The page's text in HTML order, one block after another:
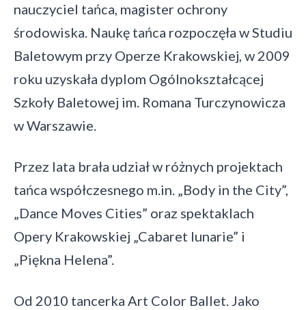
nauczyciel tańca, magister ochrony
środowiska. Naukę tańca rozpoczęła w Studiu
Baletowym przy Operze Krakowskiej, w 2009
roku uzyskała dyplom Ogólnokształcącej
Szkoły Baletowej im. Romana Turczynowicza
w Warszawie.
Przez lata brała udział w różnych projektach
tańca współczesnego m.in. „Body in the City”,
„Dance Moves Cities” oraz spektaklach
Opery Krakowskiej „Cabaret lunarie” i
„Piękna Helena”.
Od 2010 tancerka Art Color Ballet. Jako